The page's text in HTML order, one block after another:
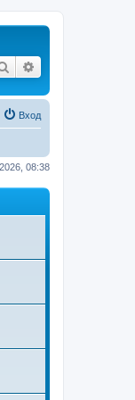
Поиск
Вход
08:38